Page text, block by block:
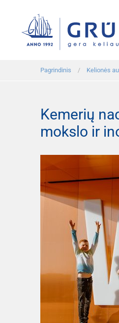
Pagrindinis Kelionės
Kemerių
mokslo ir